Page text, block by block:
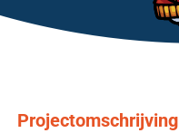
Projectomschrijving